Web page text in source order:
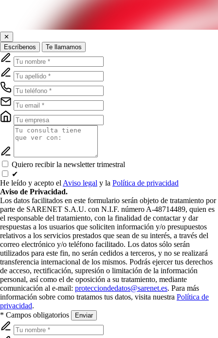
✕
Escríbenos
Te llamamos
Quiero recibir la newsletter trimestral
✔
He leído y acepto el Aviso legal y la Política de privacidad
Aviso de Privacidad.
Los datos facilitados en este formulario serán objeto de tratamiento por
parte de SARENET S.A.U. con N.I.F. número A-48714489, quien es
el responsable del tratamiento, con la finalidad de contactar y dar
respuestas a los usuarios que soliciten información y/o presupuestos
relativos a los servicios prestados que sean de su interés, a través del
correo electrónico y/o teléfono facilitado. Los datos sólo serán
utilizados para este fin, no serán cedidos a terceros, y no se realizará
transferencia internacional de los mismos. Podrás ejercer tus derechos
de acceso, rectificación, supresión o limitación de la información
personal, así como el de oposición a su tratamiento, mediante
comunicación al e-mail: protecciondedatos@sarenet.es. Para más
información sobre como tratamos tus datos, visita nuestra Política de
privacidad.
* Campos obligatorios
Enviar